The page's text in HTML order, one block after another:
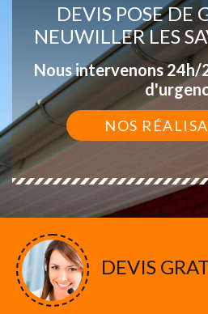
DEVIS POSE DE
NEUWILLER LES
Nous intervenons 24h/
NOS
DEVIS